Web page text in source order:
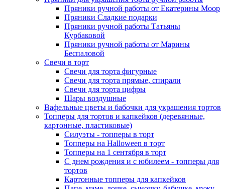
Пряники ручной работы от Екатерины Моор
Пряники Сладкие подарки
Пряники ручной работы Татьяны
Курбаковой
Пряники ручной работы от Марины
Беспаловой
Свечи в торт
Свечи для торта фигурные
Свечи для торта прямые, спирали
Свечи для торта цифры
Шары воздушные
Вафельные цветы и бабочки для украшения тортов
Топперы для тортов и капкейков (деревянные,
картонные, пластиковые)
Силуэты - топперы в торт
Топперы на Halloween в торт
Топперы на 1 сентября в торт
С днем рождения и с юбилеем - топперы для
тортов
Картонные топперы для капкейков